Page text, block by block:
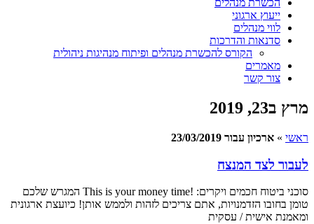
הכשרת מנהלים
ייעוץ ארגוני
לווי מנהלים
סדנאות והדרכות
הקורס להכשרת מנהלים ופיתוח מנהיגות ניהולית
מאמרים
צור קשר
מרץ ב23, 2019
ראשי » ארכיון עבור 23/03/2019
לעבור לצד המנצח
סוכני ביטוח חכמים ויקרים: !This is your money time המגרש שלכם
טומן בחובו הזדמנויות, אתם צריכים לזהות ולממש אותן! כיועצת ארגונית
ומאמנת אישית / עסקית